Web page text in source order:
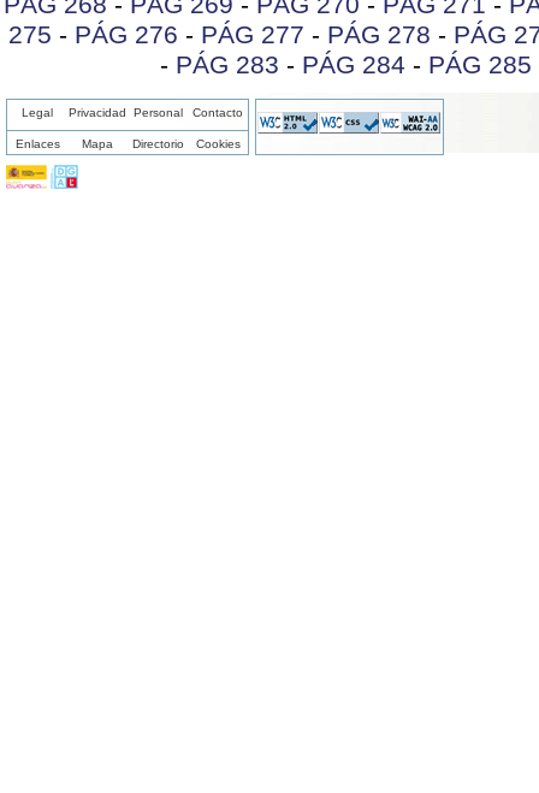
275 - PÁG 276 - PÁG 277 - PÁG 278 - PÁG
- PÁG 283 - PÁG 284 - PÁG 285
Legal Privacidad Personal Contacto
Enlaces Mapa Directorio Cookies